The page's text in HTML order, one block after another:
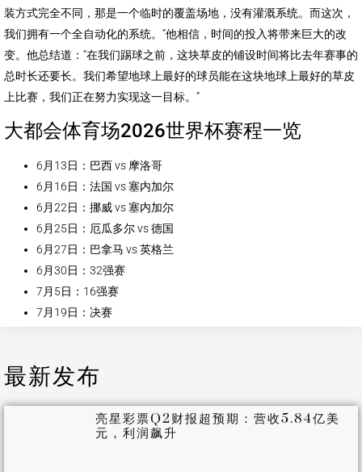
装方式完全不同，那是一个临时的覆盖场地，没有灌溉系统。而这次，
我们拥有一个全自动化的系统。”他相信，时间的投入将带来巨大的改
变。他总结道：“在我们踢球之前，这块草皮的铺设时间将比去年赛事的
总时长还要长。我们希望地球上最好的球员能在这块地球上最好的草皮
上比赛，我们正在努力实现这一目标。”
大都会体育场2026世界杯赛程一览
6月13日：巴西 vs 摩洛哥
6月16日：法国 vs 塞内加尔
6月22日：挪威 vs 塞内加尔
6月25日：厄瓜多尔 vs 德国
6月27日：巴拿马 vs 英格兰
6月30日：32强赛
7月5日：16强赛
7月19日：决赛
最新发布
亮星彩票Q2财报超预期：营收5.84亿美
元，利润飙升